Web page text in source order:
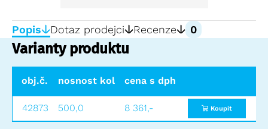
Popis Dotaz prodejci Recenze 0
Varianty produktu
obj.č. nosnost kolečka (kg) průměr kolečka
cena s dph
42873 500,0 8 361,- Koupit